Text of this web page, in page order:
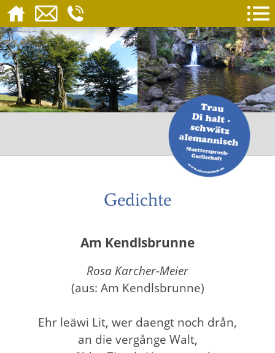
Gedichte
Am Kendlsbrunne
Rosa Karcher-Meier
(aus: Am Kendlsbrunne)
Ehr leäwi Lit, wer daengt noch drån,
an die vergånge Walt,